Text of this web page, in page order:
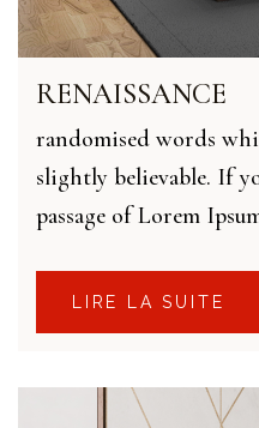
RENAISSANCE
randomised words
slightly believable. If
passage of Lorem
LIRE LA SUITE